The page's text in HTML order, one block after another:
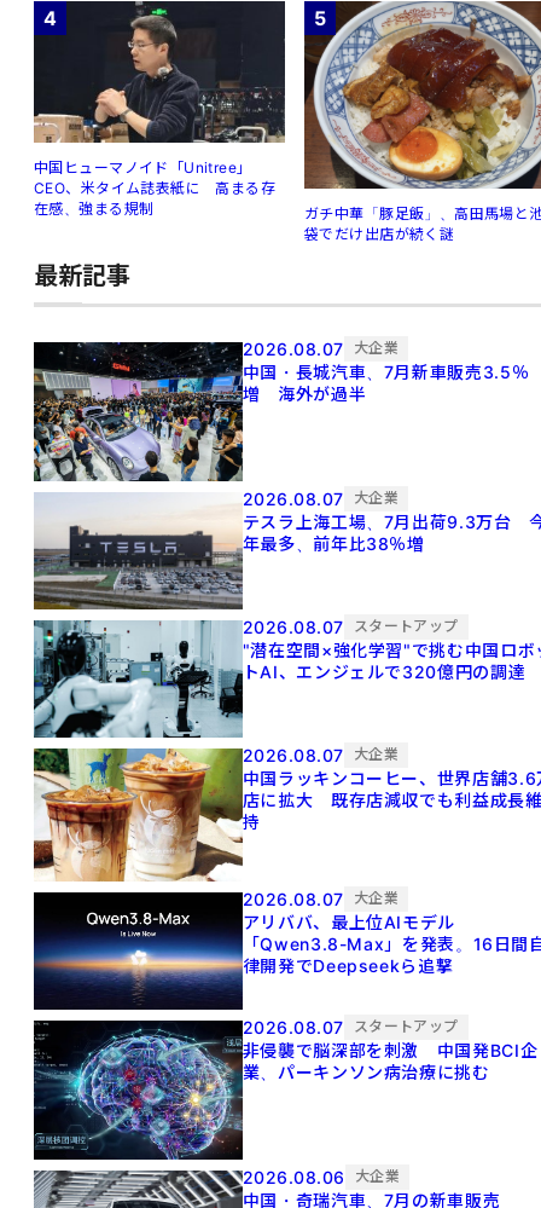
4
中国ヒューマノイド「Unitree」
CEO、米タイム誌表紙に 高まる存
在感、強まる規制
5
ガチ中華「豚足飯」、高田馬場と
袋でだけ出店が続く謎
最新記事
2026.08.07 大企業
中国・長城汽車、7月新車販売3.5％
増 海外が過半
2026.08.07 大企業
テスラ上海工場、7月出荷9.3万台
年最多、前年比38％増
2026.08.07 スタートアップ
"潜在空間×強化学習"で挑む中国ロボ
トAI、エンジェルで320億円の調達
2026.08.07 大企業
中国ラッキンコーヒー、世界店舗3.6
店に拡大 既存店減収でも利益成長
持
2026.08.07 大企業
アリババ、最上位AIモデル
「Qwen3.8-Max」を発表。16日間
律開発でDeepseekら追撃
2026.08.07 スタートアップ
非侵襲で脳深部を刺激 中国発BCI企
業、パーキンソン病治療に挑む
2026.08.06 大企業
中国・奇瑞汽車、7月の新車販売